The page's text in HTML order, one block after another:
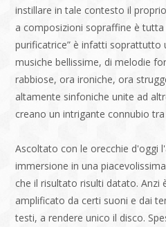
instillare in tale contesto il
a composizioni sopraffine è tutta
purificatrice” è infatti soprattutto
musiche bellissime, di melodie
rabbiose, ora ironiche, ora
altamente sinfoniche unite ad
creano un intrigante connubio
Ascoltato con le orecchie d'oggi
immersione in una
che il risultato risulti datato. Anzi
amplificato da certi suoni e dai
testi, a rendere unico il disco.